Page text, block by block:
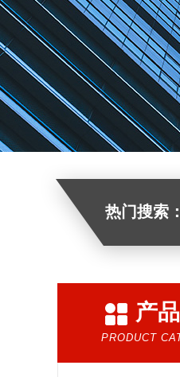
热门搜索：
产
PRODUCT